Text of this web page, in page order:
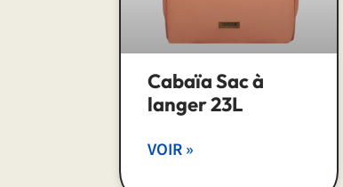
Cabaïa Sac à
langer 23L
VOIR »